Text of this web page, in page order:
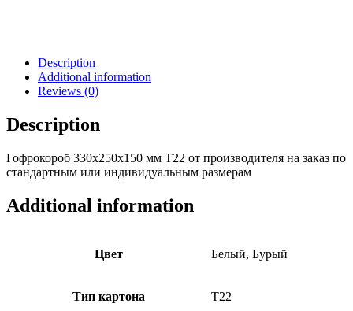
Description
Additional information
Reviews (0)
Description
Гофрокороб 330х250х150 мм Т22 от производителя на заказ по
стандартным или индивидуальным размерам
Additional information
Цвет Белый, Бурый
Тип картона Т22